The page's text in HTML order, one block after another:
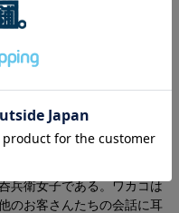
性がございます。
ブックレット
性がございます。
26歳。偶然見つけた店で
兵衛女子である。ワカコは
のお客さんたちの会話に耳